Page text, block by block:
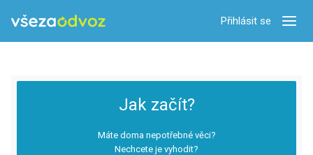
Přihlásit se
Jak začít?
Máte doma nepotřebné věci?
Nechcete je vyhodit?